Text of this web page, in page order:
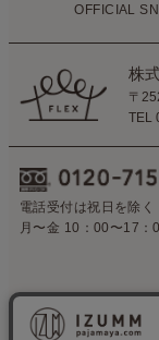
OFFICIAL
株
〒
TEL
電話受付は祝日を除く
月〜金 10：00〜17：
会社概要